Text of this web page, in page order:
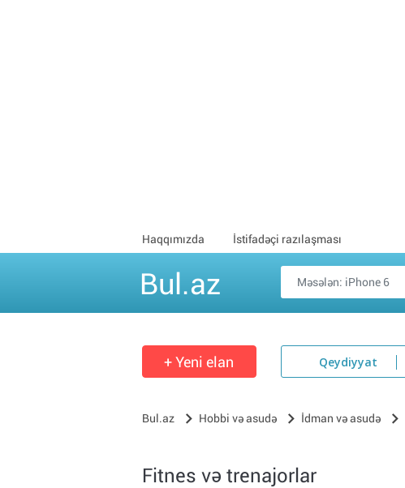
Haqqımızda İstifadəçi razılaşması
Bul.az
+ Yeni elan Qeydiyyat
Bul.az Hobbi və asudə İdman və asudə
Fitnes və trenajorlar